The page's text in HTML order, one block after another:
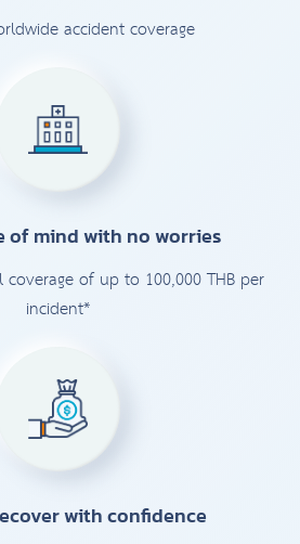
accident coverage
of mind with no worries
of up to 100,000 THB per
incident*
with confidence